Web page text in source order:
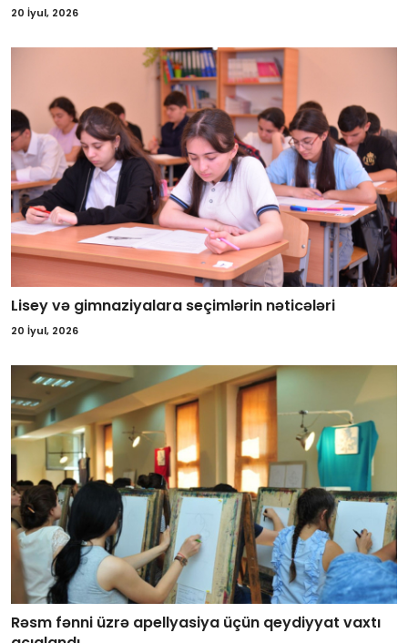
20 İyul, 2026
Lisey və gimnaziyalara seçimlərin nəticələri
20 İyul, 2026
Rəsm fənni üzrə apellyasiya üçün qeydiyyat vaxtı